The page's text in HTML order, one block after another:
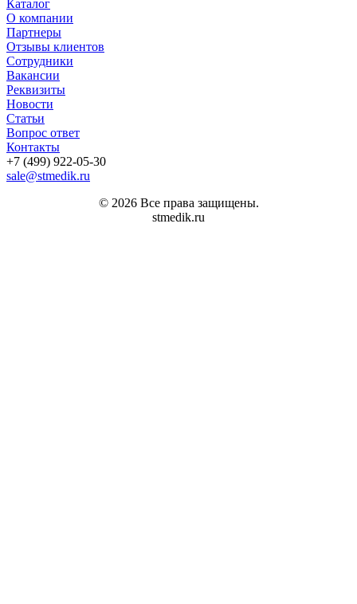
Каталог
О компании
Партнеры
Отзывы клиентов
Сотрудники
Вакансии
Реквизиты
Новости
Статьи
Вопрос ответ
Контакты
+7 (499) 922-05-30
sale@stmedik.ru
© 2026 Все права защищены.
stmedik.ru